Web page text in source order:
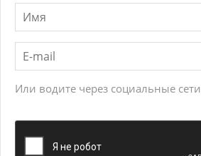
Или водите через социальные сети